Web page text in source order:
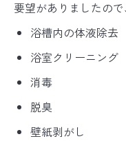
要望がありましたの
浴槽内の体液除去
浴室クリーニング
消毒
脱臭
壁紙剥がし